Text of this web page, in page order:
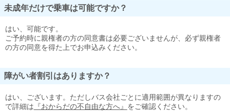
未成年だけで乗車は可能ですか？
はい、可能です。
ご予約時に親権者の方の同意書は必要ございませんが、必ず親権者
の方の同意を得た上でお申込みください。
障がい者割引はありますか？
はい、ございます。ただしバス会社ごとに適用範囲が異なりますの
で詳細は 『おからだの不自由な方へ』 をご確認ください。